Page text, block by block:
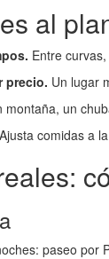
al
Entre
precio. Un lugar
montaña, un
Ajusta comidas a
paseo por